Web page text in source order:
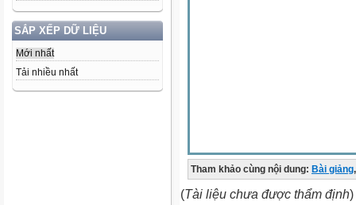
SẮP XẾP DỮ LIỆU
Mới nhất
Tải nhiều nhất
Tham khảo cùng nội dung: Bài giảng,
(Tài liệu chưa được thẩm định)